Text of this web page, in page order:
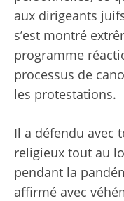
aux dirigeants
s’est montré
programme
processus de
les protestations.
Il a défendu avec
religieux tout au
pendant la
affirmé avec